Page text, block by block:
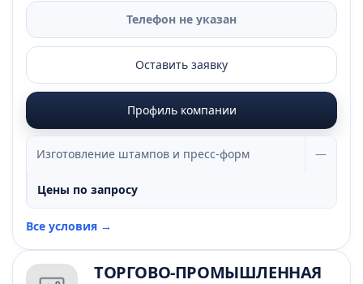
Телефон не указан
Оставить заявку
Профиль компании
Изготовление штампов и пресс-форм —
Цены по запросу
Все условия →
ТОРГОВО-ПРОМЫШЛЕННАЯ